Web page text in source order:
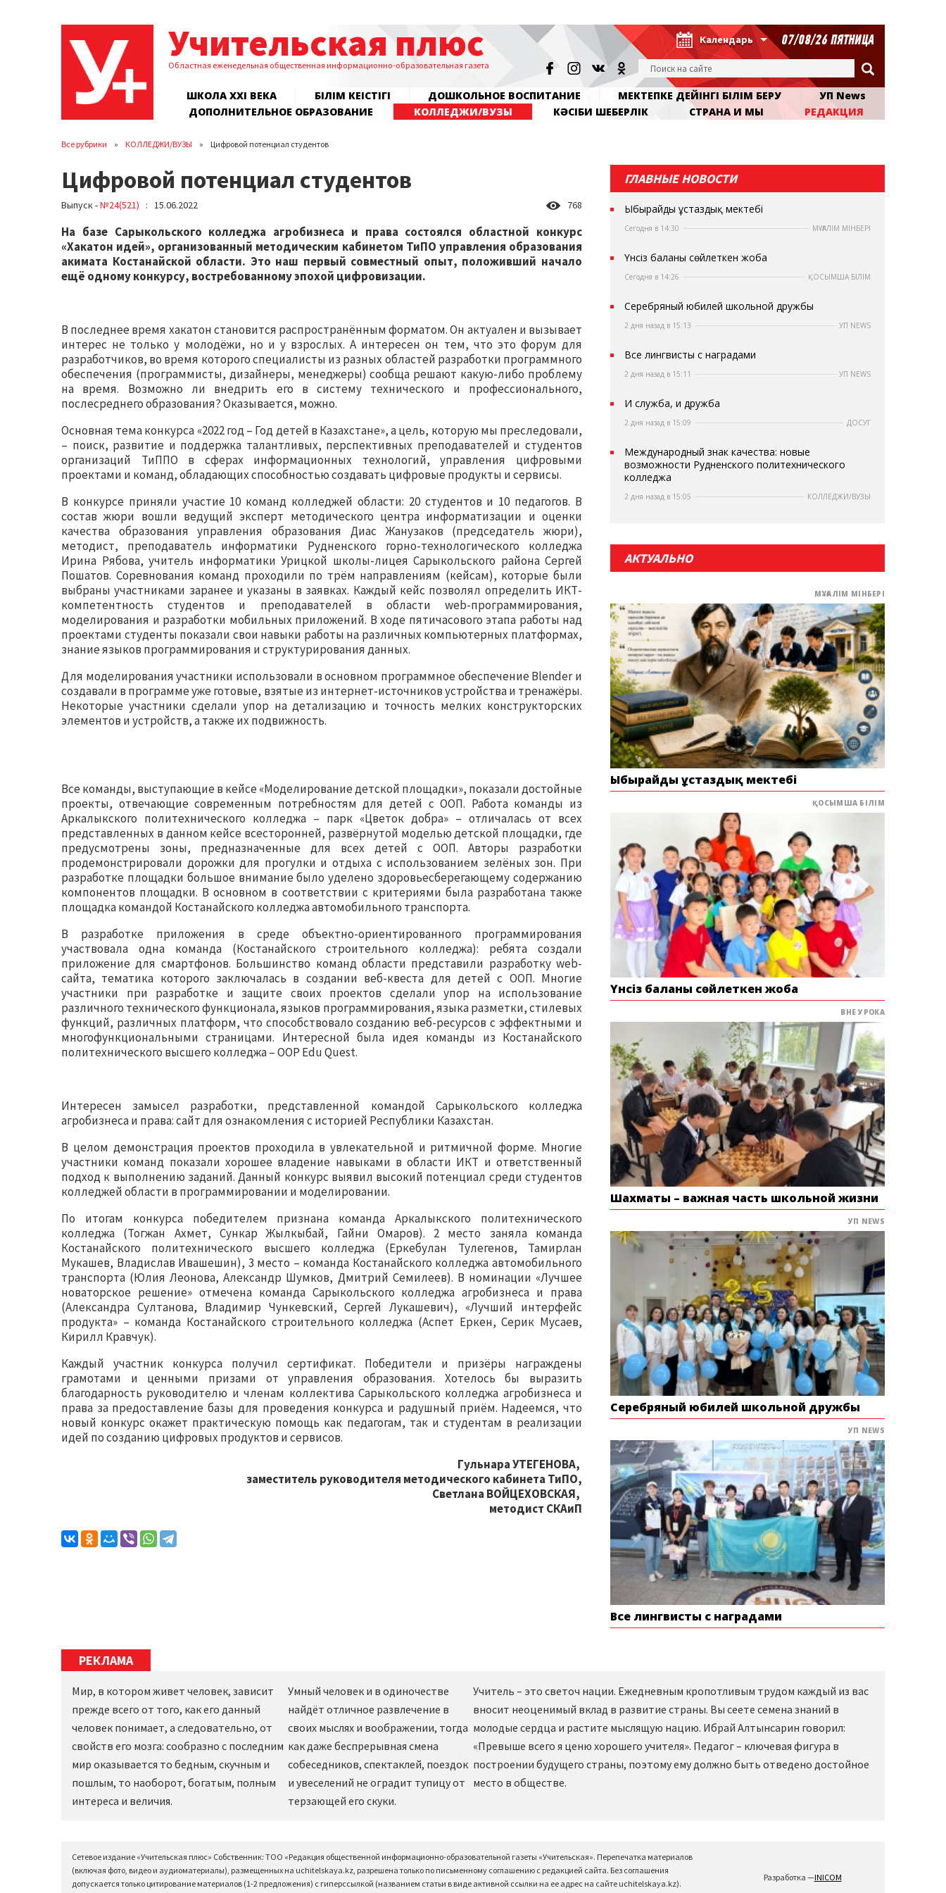
Учительская плюс
Областная еженедельная общественная информационно-образовательная газета
Календарь 07/08/26 ПЯТНИЦА
ШКОЛА XXI ВЕКА БІЛІМ КЕҢІСТІГІ ДОШКОЛЬНОЕ ВОСПИТАНИЕ МЕКТЕПКЕ ДЕЙІНГІ БІЛІМ БЕРУ
УП News
ДОПОЛНИТЕЛЬНОЕ ОБРАЗОВАНИЕ
КОЛЛЕДЖИ/ВУЗЫ КӘСІБИ ШЕБЕРЛІК СТРАНА И МЫ РЕДАКЦИЯ
Все рубрики КОЛЛЕДЖИ/ВУЗЫ Цифровой потенциал студентов
Цифровой потенциал студентов
Выпуск -№24(521) : 15.06.2022 768
На базе Сарыкольского колледжа агробизнеса и права состоялся областной конкурс
«Хакатон идей», организованный методическим кабинетом ТиПО управления образования
акимата Костанайской области. Это наш первый совместный опыт, положивший начало
ещё одному конкурсу, востребованному эпохой цифровизации.
В последнее время хакатон становится распространённым форматом. Он актуален и вызывает
интерес не только у молодёжи, но и у взрослых. А интересен он тем, что это форум для
разработчиков, во время которого специалисты из разных областей разработки программного
обеспечения (программисты, дизайнеры, менеджеры) сообща решают какую-либо проблему
на время. Возможно ли внедрить его в систему технического и профессионального,
послесреднего образования? Оказывается, можно.
Основная тема конкурса «2022 год – Год детей в Казахстане», а цель, которую мы преследовали,
– поиск, развитие и поддержка талантливых, перспективных преподавателей и студентов
организаций ТиППО в сферах информационных технологий, управления цифровыми
проектами и команд, обладающих способностью создавать цифровые продукты и сервисы.
В конкурсе приняли участие 10 команд колледжей области: 20 студентов и 10 педагогов. В
состав жюри вошли ведущий эксперт методического центра информатизации и оценки
качества образования управления образования Диас Жанузаков (председатель жюри),
методист, преподаватель информатики Рудненского горно-технологического колледжа
Ирина Рябова, учитель информатики Урицкой школы-лицея Сарыкольского района Сергей
Пошатов. Соревнования команд проходили по трём направлениям (кейсам), которые были
выбраны участниками заранее и указаны в заявках. Каждый кейс позволял определить ИКТ-
компетентность студентов и преподавателей в области web-программирования,
моделирования и разработки мобильных приложений. В ходе пятичасового этапа работы над
проектами студенты показали свои навыки работы на различных компьютерных платформах,
знание языков программирования и структурирования данных.
Для моделирования участники использовали в основном программное обеспечение Blender и
создавали в программе уже готовые, взятые из интернет-источников устройства и тренажёры.
Некоторые участники сделали упор на детализацию и точность мелких конструкторских
элементов и устройств, а также их подвижность.
Все команды, выступающие в кейсе «Моделирование детской площадки», показали достойные
проекты, отвечающие современным потребностям для детей с ООП. Работа команды из
Аркалыкского политехнического колледжа – парк «Цветок добра» – отличалась от всех
представленных в данном кейсе всесторонней, развёрнутой моделью детской площадки, где
предусмотрены зоны, предназначенные для всех детей с ООП. Авторы разработки
продемонстрировали дорожки для прогулки и отдыха с использованием зелёных зон. При
разработке площадки большое внимание было уделено здоровьесберегающему содержанию
компонентов площадки. В основном в соответствии с критериями была разработана также
площадка командой Костанайского колледжа автомобильного транспорта.
В разработке приложения в среде объектно-ориентированного программирования
участвовала одна команда (Костанайского строительного колледжа): ребята создали
приложение для смартфонов. Большинство команд области представили разработку web-
сайта, тематика которого заключалась в создании веб-квеста для детей с ООП. Многие
участники при разработке и защите своих проектов сделали упор на использование
различного технического функционала, языков программирования, языка разметки, стилевых
функций, различных платформ, что способствовало созданию веб-ресурсов с эффектными и
многофункциональными страницами. Интересной была идея команды из Костанайского
политехнического высшего колледжа – OOP Edu Quest.
Интересен замысел разработки, представленной командой Сарыкольского колледжа
агробизнеса и права: сайт для ознакомления с историей Республики Казахстан.
В целом демонстрация проектов проходила в увлекательной и ритмичной форме. Многие
участники команд показали хорошее владение навыками в области ИКТ и ответственный
подход к выполнению заданий. Данный конкурс выявил высокий потенциал среди студентов
колледжей области в программировании и моделировании.
По итогам конкурса победителем признана команда Аркалыкского политехнического
колледжа (Тогжан Ахмет, Сункар Жылкыбай, Гайни Омаров). 2 место заняла команда
Костанайского политехнического высшего колледжа (Еркебулан Тулегенов, Тамирлан
Мукашев, Владислав Ивашешин), 3 место – команда Костанайского колледжа автомобильного
транспорта (Юлия Леонова, Александр Шумков, Дмитрий Семилеев). В номинации «Лучшее
новаторское решение» отмечена команда Сарыкольского колледжа агробизнеса и права
(Александра Султанова, Владимир Чункевский, Сергей Лукашевич), «Лучший интерфейс
продукта» – команда Костанайского строительного колледжа (Аспет Еркен, Серик Мусаев,
Кирилл Кравчук).
Каждый участник конкурса получил сертификат. Победители и призёры награждены
грамотами и ценными призами от управления образования. Хотелось бы выразить
благодарность руководителю и членам коллектива Сарыкольского колледжа агробизнеса и
права за предоставление базы для проведения конкурса и радушный приём. Надеемся, что
новый конкурс окажет практическую помощь как педагогам, так и студентам в реализации
идей по созданию цифровых продуктов и сервисов.
Гульнара УТЕГЕНОВА,
заместитель руководителя методического кабинета ТиПО,
Светлана ВОЙЦЕХОВСКАЯ,
методист СКАиП
ГЛАВНЫЕ НОВОСТИ
Ыбырайдың ұстаздық мектебі
Сегодня в 14:30 МҰҒАЛІМ МІНБЕРІ
Үнсіз баланы сөйлеткен жоба
Сегодня в 14:26 ҚОСЫМША БІЛІМ
Серебряный юбилей школьной дружбы
2 дня назад в 15:13 УП NEWS
Все лингвисты с наградами
2 дня назад в 15:11 УП NEWS
И служба, и дружба
2 дня назад в 15:09 ДОСУГ
Международный знак качества: новые
возможности Рудненского политехнического
колледжа
2 дня назад в 15:05 КОЛЛЕДЖИ/ВУЗЫ
АКТУАЛЬНО
МҰҒАЛІМ МІНБЕРІ
Ыбырайдың ұстаздық мектебі
ҚОСЫМША БІЛІМ
Үнсіз баланы сөйлеткен жоба
ВНЕ УРОКА
Шахматы – важная часть школьной жизни
УП NEWS
Серебряный юбилей школьной дружбы
УП NEWS
Все лингвисты с наградами
РЕКЛАМА
Мир, в котором живет человек, зависит
прежде всего от того, как его данный
человек понимает, а следовательно, от
свойств его мозга: сообразно с последним
мир оказывается то бедным, скучным и
пошлым, то наоборот, богатым, полным
интереса и величия.
Умный человек и в одиночестве
найдёт отличное развлечение в
своих мыслях и воображении, тогда
как даже беспрерывная смена
собеседников, спектаклей, поездок
и увеселений не оградит тупицу от
терзающей его скуки.
Учитель – это светоч нации. Ежедневным кропотливым трудом каждый из вас
вносит неоценимый вклад в развитие страны. Вы сеете семена знаний в
молодые сердца и растите мыслящую нацию. Ибрай Алтынсарин говорил:
«Превыше всего я ценю хорошего учителя». Педагог – ключевая фигура в
построении будущего страны, поэтому ему должно быть отведено достойное
место в обществе.
Сетевое издание «Учительская плюс» Собственник: ТОО «Редакция общественной информационно-образовательной газеты «Учительская». Перепечатка материалов
(включая фото, видео и аудиоматериалы), размещенных на uchitelskaya.kz, разрешена только по письменному соглашению с редакцией сайта. Без соглашения
допускается только цитирование материалов (1-2 предложения) с гиперссылкой (названием статьи в виде активной ссылки на ее адрес на сайте uchitelskaya.kz).
Разработка —INICOM